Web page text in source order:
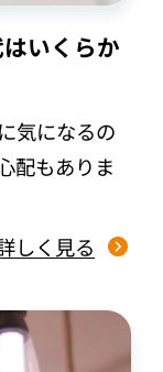
いくらか
気になるの
配もありま
しく見る